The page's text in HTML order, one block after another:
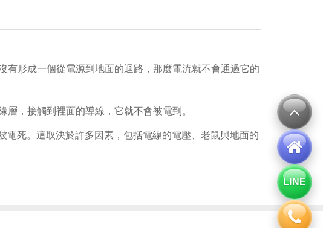
有形成一個從電源到地面的迴路，那麼電流就不會通過它的
，接觸到裡面的導線，它就不會被電到。
死。這取決於許多因素，包括電線的電壓、老鼠與地面的
LINE